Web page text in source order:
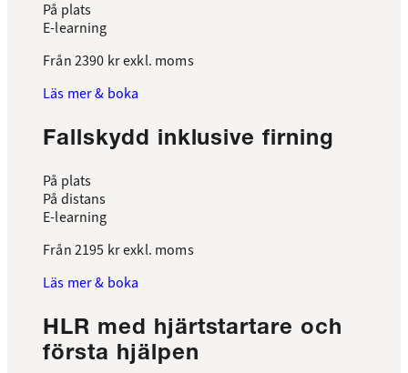
På plats
E-learning
Från 2390 krexkl. moms
Läs mer & boka
Fallskydd inklusive firning
På plats
På distans
E-learning
Från 2195 krexkl. moms
Läs mer & boka
HLR med hjärtstartare och
första hjälpen